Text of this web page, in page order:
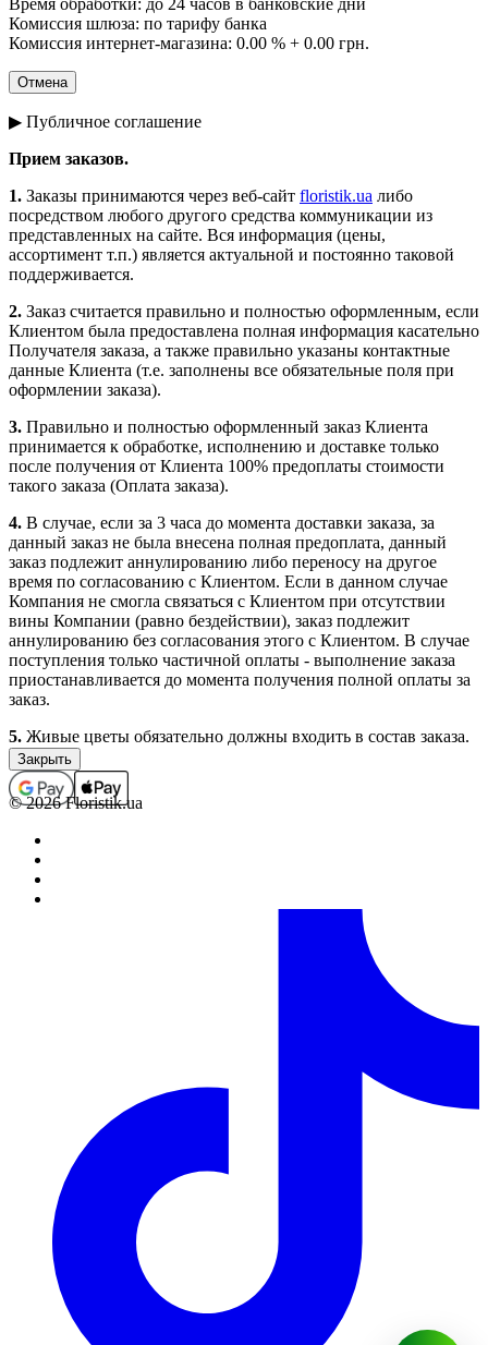
Комиссия шлюза: по тарифу банка
Комиссия интернет-магазина: 0.00 % + 0.00 грн.
▶ Публичное соглашение
Прием заказов.
1. Заказы принимаются через веб-сайт floristik.ua либо
посредством любого другого средства коммуникации из
представленных на сайте. Вся информация (цены,
ассортимент т.п.) является актуальной и постоянно таковой
поддерживается.
2. Заказ считается правильно и полностью оформленным, если
Клиентом была предоставлена полная информация касательно
Получателя заказа, а также правильно указаны контактные
данные Клиента (т.е. заполнены все обязательные поля при
оформлении заказа).
3. Правильно и полностью оформленный заказ Клиента
принимается к обработке, исполнению и доставке только
после получения от Клиента 100% предоплаты стоимости
такого заказа (Оплата заказа).
4. В случае, если за 3 часа до момента доставки заказа, за
данный заказ не была внесена полная предоплата, данный
заказ подлежит аннулированию либо переносу на другое
время по согласованию с Клиентом. Если в данном случае
Компания не смогла связаться с Клиентом при отсутствии
вины Компании (равно бездействии), заказ подлежит
аннулированию без согласования этого с Клиентом. В случае
поступления только частичной оплаты - выполнение заказа
приостанавливается до момента получения полной оплаты за
заказ.
5. Живые цветы обязательно должны входить в состав заказа.
Заказы, которые не содержат в своем составе цветочной
продукции (срезанные живые и комнатные цветы), не
принимаются, а ошибочно принятые подлежат
аннулированию (с возвратом средств, если заказ был оплачен).
В отдельных случаях выполнение заказов, которые не
содержат в своем составе цветочной продукции, возможно
только по предварительному согласованию с менеджером.
Полностью оформленным и принятым к выполнению,
или выполнения находится заказ в данный момент времени.
Статусы заказов изменяются круглосуточно в
автоматическом режиме. В связи с большой нагрузкой,
статусы заказов на 14 февраля, 8 марта, 12 мая, новый год
изменяются в течение 48 часов с момента установленной даты
его исполнения.
Непосредственное комплектование заказа выполняется за
несколько часов до указанного клиентом времени доставки,
если заказ был полностью оформлен, оплачен и принят в
работу.
Клиент может изменять любую информационную часть
© 2026 Floristik.ua